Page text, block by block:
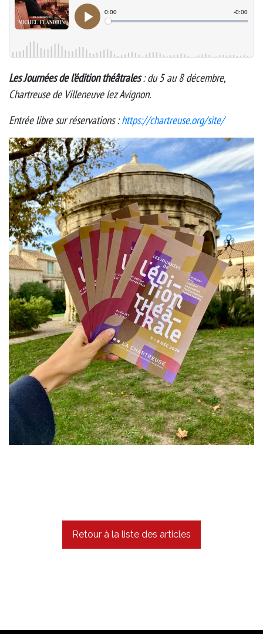
Les Journées de l’édition théâtrales: du 5 au 8 décembre,
Chartreuse de Villeneuve lez Avignon.
Entrée libre sur réservations :https://chartreuse.org/site/
Retour à la liste des articles